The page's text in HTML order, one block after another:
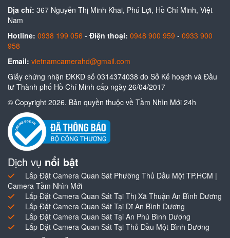
Địa chỉ: 367 Nguyễn Thị Minh Khai, Phú Lợi, Hồ Chí Minh, Việt
Nam
Hotline: 0938 199 056 - Điện thoại: 0948 900 959 - 0933 900
958
Email: vietnamcamerahd@gmail.com
Giấy chứng nhận ĐKKD số 0314374038 do Sở Kế hoạch và Đầu
tư Thành phố Hồ Chí Minh cấp ngày 26/04/2017
© Copyright 2026. Bản quyền thuộc về Tầm Nhìn Mới 24h
Dịch vụ nổi bật
Lắp Đặt Camera Quan Sát Phường Thủ Dầu Một TP.HCM |
Camera Tầm Nhìn Mới
Lắp Đặt Camera Quan Sát Tại Thị Xã Thuận An Bình Dương
Lắp Đặt Camera Quan Sát Tại Dĩ An Bình Dương
Lắp Đặt Camera Quan Sát Tại An Phú Bình Dương
Lắp Đặt Camera Quan Sát Tại Thủ Dầu Một Bình Dương